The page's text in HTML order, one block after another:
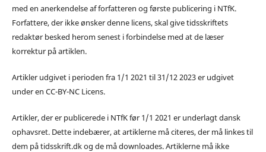
med en anerkendelse af forfatteren og første publicering i NTfK.
Forfattere, der ikke ønsker denne licens, skal give tidsskriftets
redaktør besked herom senest i forbindelse med at de læser
korrektur på artiklen.
Artikler udgivet i perioden fra 1/1 2021 til 31/12 2023 er udgivet
under en CC-BY-NC Licens.
Artikler, der er publicerede i NTfK før 1/1 2021 er underlagt dansk
ophavsret. Dette indebærer, at artiklerne må citeres, der må linkes til
dem på tidsskrift.dk og de må downloades. Artiklerne må ikke